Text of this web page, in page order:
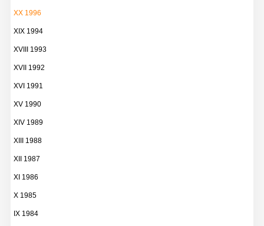
XX 1996
XIX 1994
XVIII 1993
XVII 1992
XVI 1991
XV 1990
XIV 1989
XIII 1988
XII 1987
XI 1986
X 1985
IX 1984